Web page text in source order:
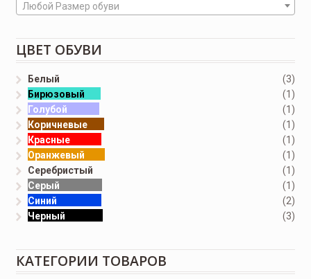
Любой Размер обуви
ЦВЕТ ОБУВИ
Белый
(3)
Бирюзовый
(1)
Голубой
(1)
Коричневые
(1)
Красные
(1)
Оранжевый
(1)
Серебристый
(1)
Серый
(1)
Синий
(2)
Черный
(3)
КАТЕГОРИИ ТОВАРОВ